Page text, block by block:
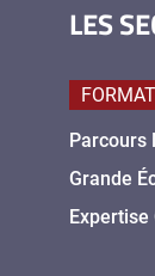
LES
Parcours
Grande
Expertise